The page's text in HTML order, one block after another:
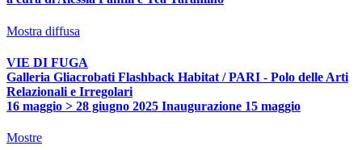
Mostra diffusa
VIE DI FUGA
Galleria Gliacrobati Flashback Habitat / PARI - Polo delle Arti
Relazionali e Irregolari
16 maggio > 28 giugno 2025 Inaugurazione 15 maggio
Mostre